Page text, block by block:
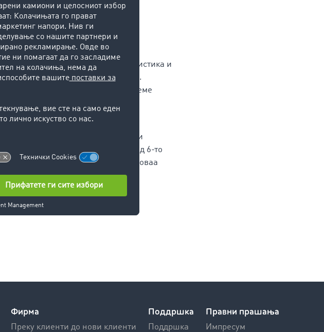
во TIMOCOM:
го покажуваат и трговската статистика и
за товар во TIMOCOM Marketplace.
со камиони во последно време
Италија им ја презедоа втората
движење. Така, Чешка ја изгуби
спот пазарот од 2021 година – од 6-то
товарен транспорт на оваа
Фирма
Преку клиенти до нови клиенти
Поддршка
Поддршка
Правни прашања
Импресум